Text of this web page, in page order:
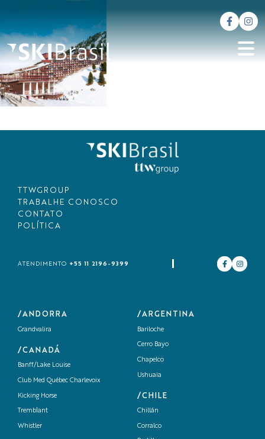
TTWGROUP
TRABALHE CONOSCO
CONTATO
POLÍTICA
ATENDIMENTO +55 11 2196-9399
/ANDORRA
Grandvalira
/CANADÁ
Banff/Lake Louise
Club Med Québec Charlevoix
Kicking Horse
Tremblant
Whistler
/ARGENTINA
Bariloche
Cerro Bayo
Chapelco
Ushuaia
/CHILE
Chillán
Corralco